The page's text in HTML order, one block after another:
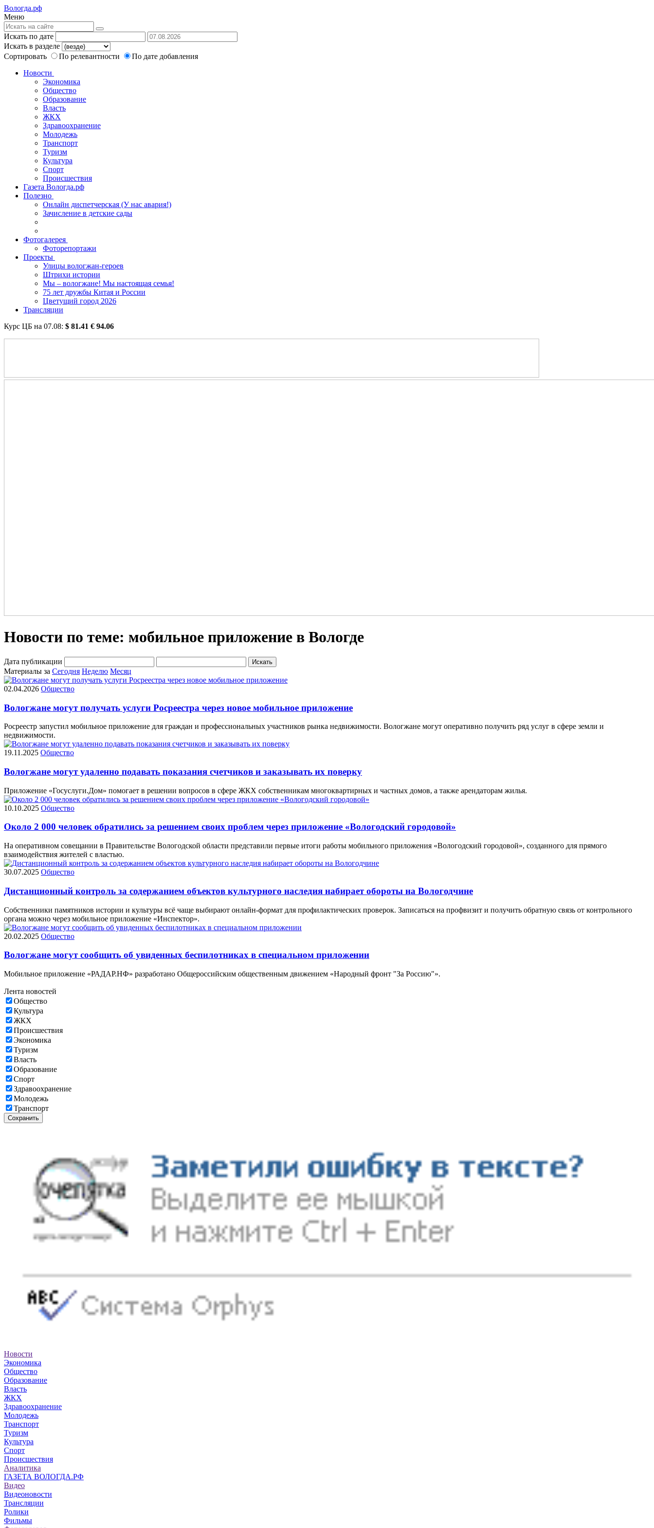
Вологда.рф
Меню
Искать по дате
Искать в разделе
Сортировать
По релевантности
По дате добавления
Новости
Экономика
Общество
Образование
Власть
ЖКХ
Здравоохранение
Молодежь
Транспорт
Туризм
Культура
Спорт
Происшествия
Газета Вологда.рф
Полезно
Онлайн диспетчерская (У нас авария!)
Зачисление в детские сады
Фотогалерея
Фоторепортажи
Проекты
Улицы вологжан-героев
Штрихи истории
Мы – вологжане! Мы настоящая семья!
75 лет дружбы Китая и России
Цветущий город 2026
Трансляции
Курс ЦБ на 07.08: $ 81.41 € 94.06
Новости по теме: мобильное приложение в Вологде
Дата публикации Искать
Материалы за Сегодня Неделю Месяц
02.04.2026 Общество
Вологжане могут получать услуги Росреестра через новое мобильное приложение
Росреестр запустил мобильное приложение для граждан и профессиональных участников рынка недвижимости. Вологжане могут оперативно получить ряд услуг в сфере земли и
недвижимости.
19.11.2025 Общество
Вологжане могут удаленно подавать показания счетчиков и заказывать их поверку
Приложение «Госуслуги.Дом» помогает в решении вопросов в сфере ЖКХ собственникам многоквартирных и частных домов, а также арендаторам жилья.
10.10.2025 Общество
Около 2 000 человек обратились за решением своих проблем через приложение «Вологодский городовой»
На оперативном совещании в Правительстве Вологодской области представили первые итоги работы мобильного приложения «Вологодский городовой», созданного для прямого
взаимодействия жителей с властью.
30.07.2025 Общество
Дистанционный контроль за содержанием объектов культурного наследия набирает обороты на Вологодчине
Собственники памятников истории и культуры всё чаще выбирают онлайн-формат для профилактических проверок. Записаться на профвизит и получить обратную связь от контрольного
органа можно через мобильное приложение «Инспектор».
20.02.2025 Общество
Вологжане могут сообщить об увиденных беспилотниках в специальном приложении
Мобильное приложение «РАДАР.НФ» разработано Общероссийским общественным движением «Народный фронт "За Россию"».
Лента новостей
Общество
Культура
ЖКХ
Происшествия
Экономика
Туризм
Власть
Образование
Спорт
Здравоохранение
Молодежь
Транспорт
Сохранить
Новости
Экономика
Общество
Образование
Власть
ЖКХ
Здравоохранение
Молодежь
Транспорт
Туризм
Культура
Спорт
Происшествия
Аналитика
ГАЗЕТА ВОЛОГДА.РФ
Видео
Видеоновости
Трансляции
Ролики
Фильмы